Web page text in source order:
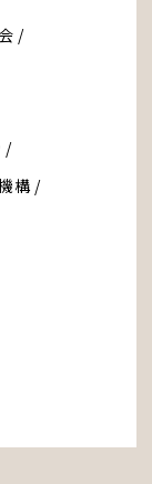
/
/
構 /